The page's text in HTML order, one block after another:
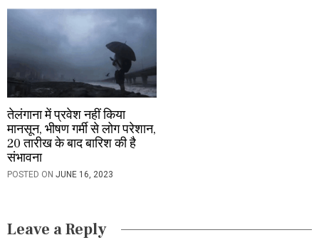
तेलंगाना में प्रवेश नहीं किया
मानसून, भीषण गर्मी से लोग परेशान,
20 तारीख के बाद बारिश की है
संभावना
POSTED ON JUNE 16, 2023
Leave a Reply